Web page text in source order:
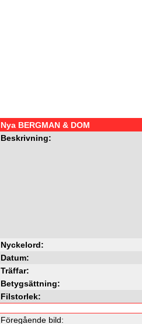
Nya BERGMAN & DOM
Beskrivning:
Nyckelord:
Datum:
Träffar:
Betygsättning:
Filstorlek:
Föregående bild: